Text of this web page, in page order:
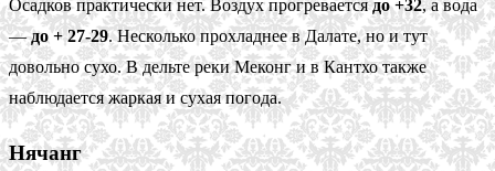
Осадков практически нет. Воздух прогреваетсядо +32, а вода
—до + 27-29. Несколько прохладнее в Далате, но и тут
довольно сухо. В дельте реки Меконг и в Кантхо также
наблюдается жаркая и сухая погода.
Нячанг